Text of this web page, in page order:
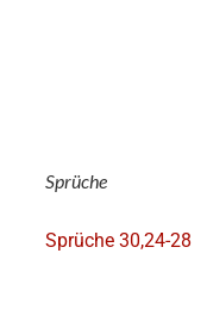
Sprüche
Sprüche 30,24-28